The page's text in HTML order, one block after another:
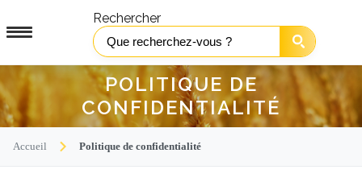
Rechercher
POLITIQUE DE
CONFIDENTIALITÉ
Accueil Politique de confidentialité